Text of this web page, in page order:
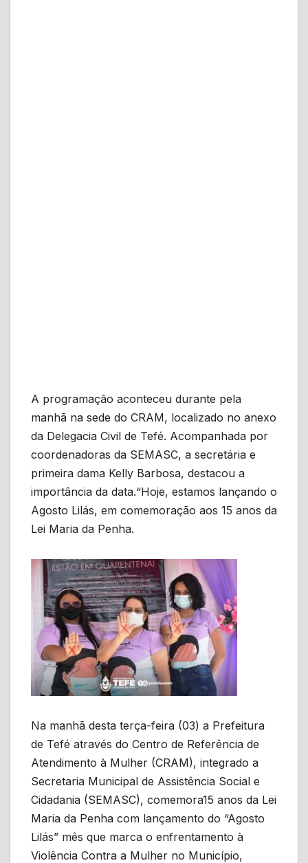
A programação aconteceu durante pela
manhã na sede do CRAM, localizado no anexo
da Delegacia Civil de Tefé. Acompanhada por
coordenadoras da SEMASC, a secretária e
primeira dama Kelly Barbosa, destacou a
importância da data.“Hoje, estamos lançando o
Agosto Lilás, em comemoração aos 15 anos da
Lei Maria da Penha.
Na manhã desta terça-feira (03) a Prefeitura
de Tefé através do Centro de Referência de
Atendimento à Mulher (CRAM), integrado a
Secretaria Municipal de Assistência Social e
Cidadania (SEMASC), comemora15 anos da Lei
Maria da Penha com lançamento do “Agosto
Lilás” mês que marca o enfrentamento à
Violência Contra a Mulher no Município,